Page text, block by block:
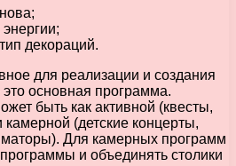
декораций.
для реализации и создания
основная программа.
быть как активной (квесты,
камерной (детские концерты,
Для камерных программ
и объединять столики